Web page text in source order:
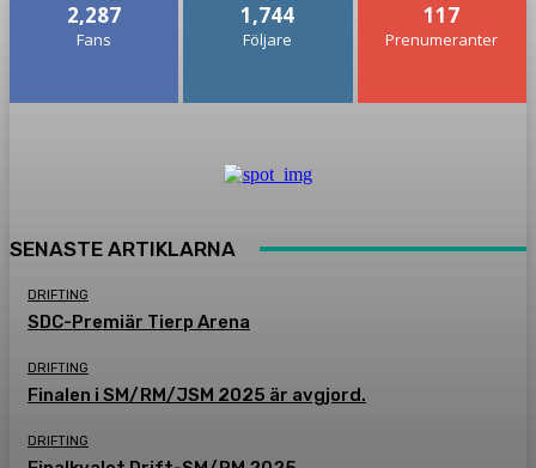
2,287
Fans
1,744
Följare
117
Prenumeranter
SENASTE ARTIKLARNA
DRIFTING
SDC-Premiär Tierp Arena
DRIFTING
Finalen i SM/RM/JSM 2025 är avgjord.
DRIFTING